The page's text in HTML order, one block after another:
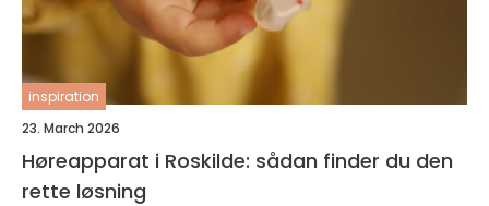
inspiration
23. March 2026
Høreapparat i Roskilde: sådan finder du den
rette løsning